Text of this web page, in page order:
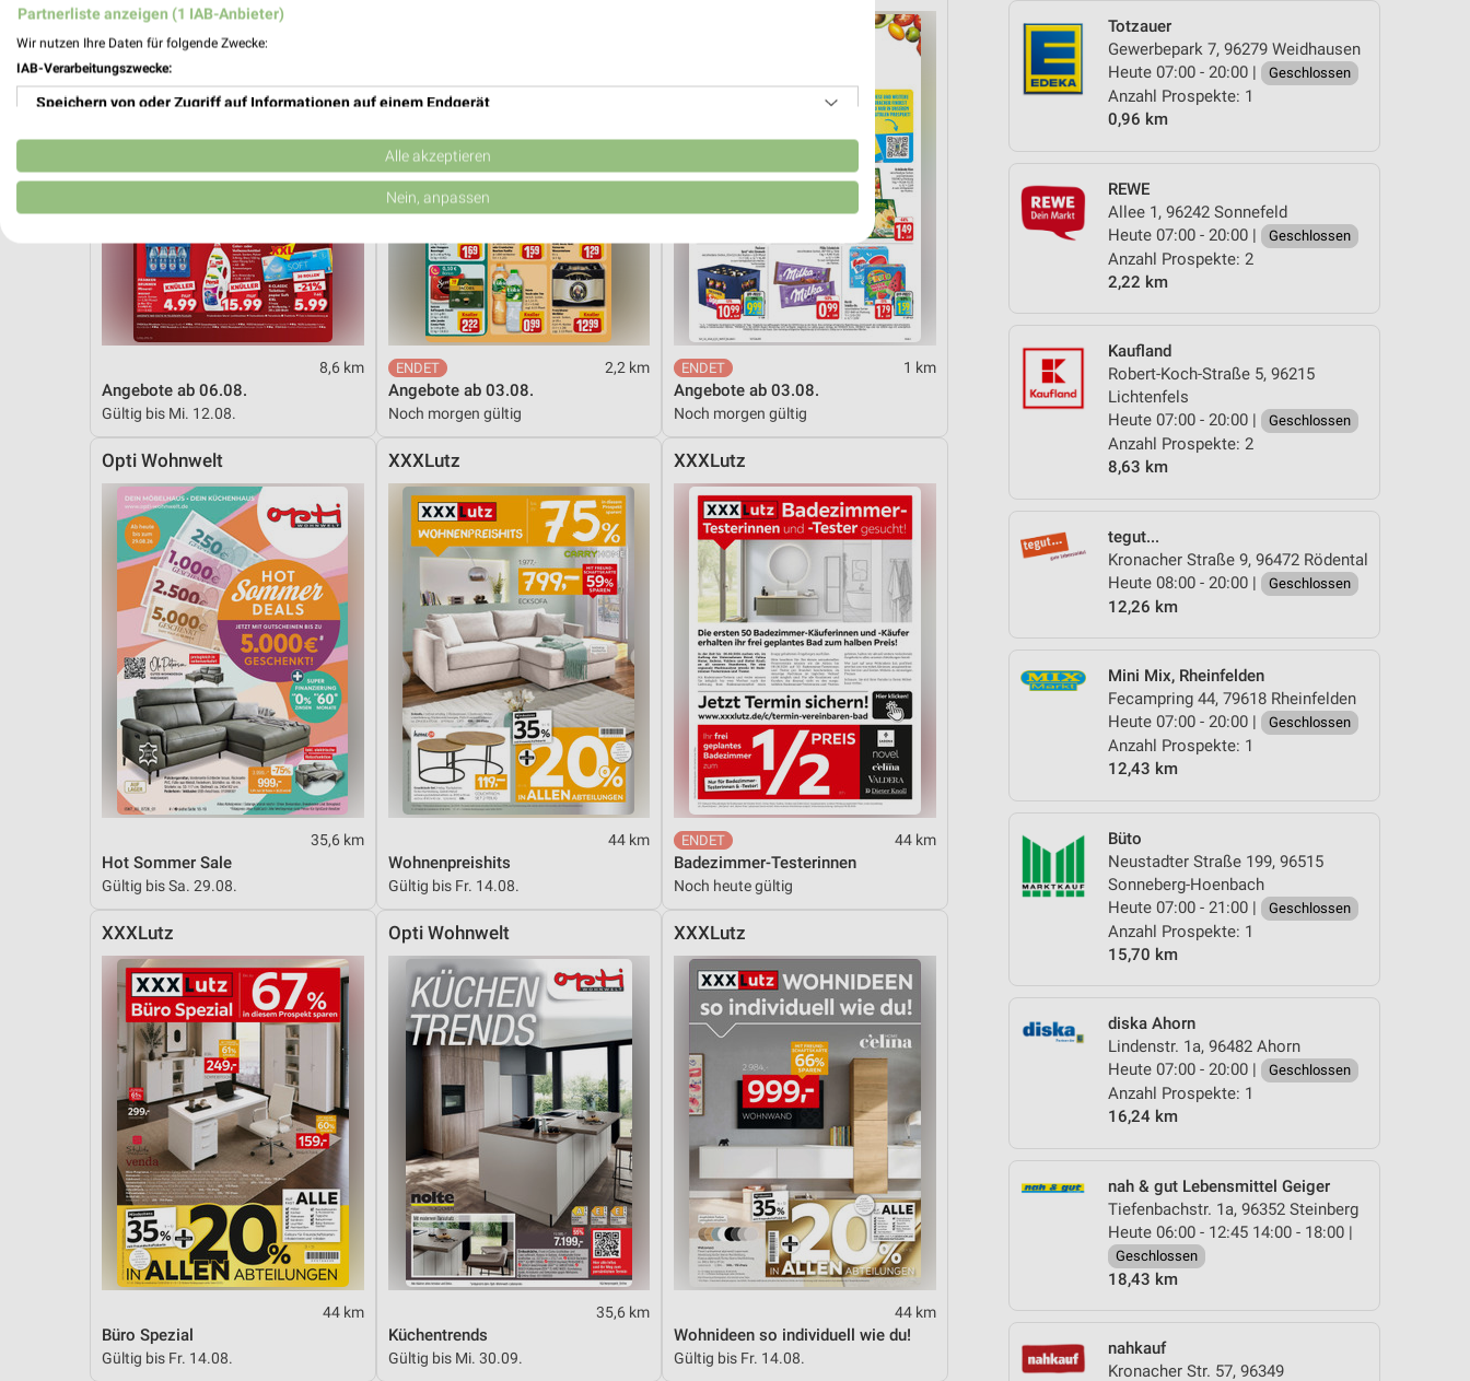
Totzauer
Gewerbepark 7, 96279 Weidhausen
Heute 07:00 - 20:00 |
Geschlossen
Anzahl Prospekte: 1
0,96 km
REWE
Allee 1, 96242 Sonnefeld
Heute 07:00 - 20:00 |
Geschlossen
Anzahl Prospekte: 2
2,22 km
Kaufland
Robert-Koch-Straße 5, 96215
Lichtenfels
Heute 07:00 - 20:00 |
Geschlossen
Anzahl Prospekte: 2
8,63 km
tegut...
Kronacher Straße 9, 96472 Rödental
Heute 08:00 - 20:00 |
Geschlossen
12,26 km
Mini Mix, Rheinfelden
Fecampring 44, 79618 Rheinfelden
Heute 07:00 - 20:00 |
Geschlossen
Anzahl Prospekte: 1
12,43 km
Büto
Neustadter Straße 199, 96515
Sonneberg-Hoenbach
Heute 07:00 - 21:00 |
Geschlossen
Anzahl Prospekte: 1
15,70 km
diska Ahorn
Lindenstr. 1a, 96482 Ahorn
Heute 07:00 - 20:00 |
Geschlossen
Anzahl Prospekte: 1
16,24 km
nah & gut Lebensmittel Geiger
Tiefenbachstr. 1a, 96352 Steinberg
Heute 06:00 - 12:45 14:00 - 18:00 |
Geschlossen
18,43 km
nahkauf
Kronacher Str. 57, 96349
8,6 km
Angebote ab 06.08.
Gültig bis Mi. 12.08.
2,2 km
Angebote ab 03.08.
Noch morgen gültig
1 km
Angebote ab 03.08.
Noch morgen gültig
Opti Wohnwelt
35,6 km
Hot Sommer Sale
Gültig bis Sa. 29.08.
XXXLutz
44 km
Wohnenpreishits
Gültig bis Fr. 14.08.
XXXLutz
44 km
Badezimmer-Testerinnen
Noch heute gültig
XXXLutz
44 km
Büro Spezial
Gültig bis Fr. 14.08.
Opti Wohnwelt
35,6 km
Küchentrends
Gültig bis Mi. 30.09.
XXXLutz
44 km
Wohnideen so individuell wie du!
Gültig bis Fr. 14.08.
Partnerliste anzeigen (1 IAB-Anbieter)
Wir nutzen Ihre Daten für folgende Zwecke:
IAB-Verarbeitungszwecke:
Speichern von oder Zugriff auf Informationen auf einem Endgerät
Verwendung reduzierter Daten zur Auswahl von Werbeanzeigen
Erstellung von Profilen für personalisierte Werbung
Erstellung von Profilen zur Personalisierung von Inhalten
Verwendung von Profilen zur Auswahl personalisierter Inhalte
Messung der Performance von Inhalten
Analyse von Zielgruppen durch Statistiken oder Kombinationen von Daten aus verschiedenen
Entwicklung und Verbesserung der Angebote
Verwendung reduzierter Daten zur Auswahl von Inhalten
IAB-Besonderheiten:
Verwendung genauer Standortdaten
Geräte anhand von aktiv angeforderten Informationen identifizieren
Nicht-IAB-Verarbeitungszwecke:
Performance
Alle akzeptieren
Nein, anpassen